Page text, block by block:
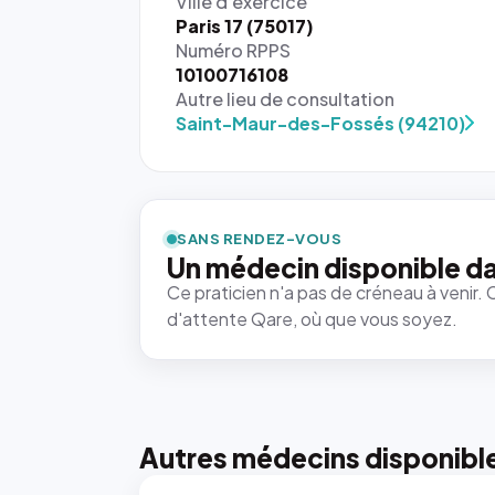
Paris 17 (75017)
Numéro RPPS
10100716108
Autre lieu de consultation
Saint-Maur-des-Fossés (94210)
SANS RENDEZ-VOUS
Un médecin disponible
Ce praticien n'a pas de créneau à
d'attente Qare, où que vous soyez.
Autres médecins
rendue par
`.profile-
picture`,
et un
rapport 1:1
qui reste
juste à
photo est
recadrée